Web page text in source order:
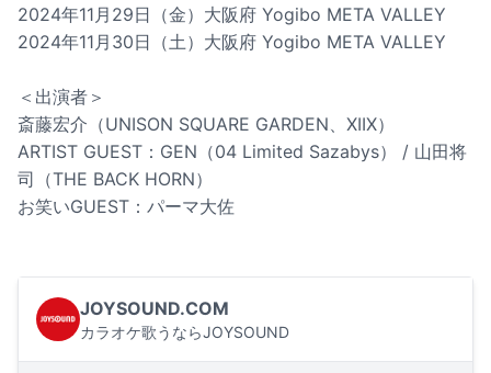
2024年11月29日（金）大阪府 Yogibo META VALLEY
2024年11月30日（土）大阪府 Yogibo META VALLEY
＜出演者＞
斎藤宏介（UNISON SQUARE GARDEN、XIIX）
ARTIST GUEST：GEN（04 Limited Sazabys） / 山田将
司（THE BACK HORN）
お笑いGUEST：パーマ大佐
JOYSOUND.COM
カラオケ歌うならJOYSOUND